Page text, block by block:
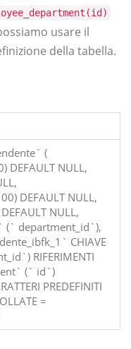
usare il
della tabella.
(
DEFAULT NULL,
DEFAULT NULL,
NULL,
(` department_id`),
CHIAVE
RIFERIMENTI
(` id`)
PREDEFINITI
=